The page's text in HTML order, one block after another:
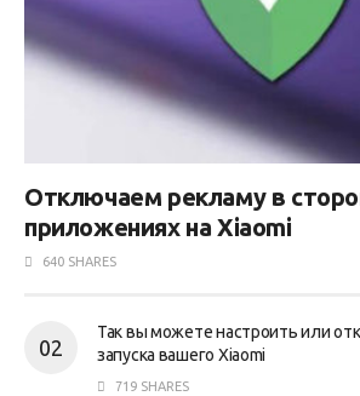
Отключаем рекламу в
приложениях на Xiaomi
640 SHARES
Так вы можете настроить или
запуска вашего Xiaomi
719 SHARES